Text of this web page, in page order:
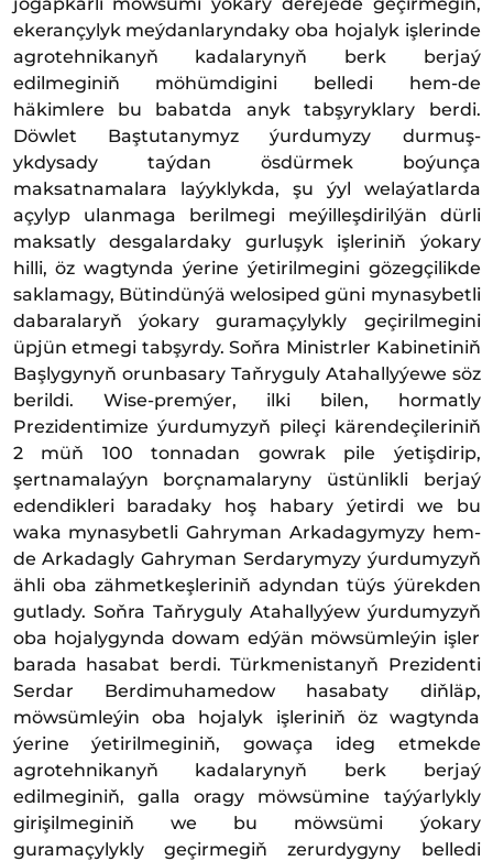
ekerançylyk meýdanlaryndaky oba hojalyk işlerinde
agrotehnikanyň kadalarynyň berk berjaý
edilmeginiň möhümdigini belledi hem-de
häkimlere bu babatda anyk tabşyryklary berdi.
Döwlet Baştutanymyz ýurdumyzy durmuş-
ykdysady taýdan ösdürmek boýunça
maksatnamalara laýyklykda, şu ýyl welaýatlarda
açylyp ulanmaga berilmegi meýilleşdirilýän dürli
maksatly desgalardaky gurluşyk işleriniň ýokary
hilli, öz wagtynda ýerine ýetirilmegini gözegçilikde
saklamagy, Bütindünýä welosiped güni mynasybetli
dabaralaryň ýokary guramaçylykly geçirilmegini
üpjün etmegi tabşyrdy. Soňra Ministrler Kabinetiniň
Başlygynyň orunbasary Taňryguly Atahallyýewe söz
berildi. Wise-premýer, ilki bilen, hormatly
Prezidentimize ýurdumyzyň pileçi kärendeçileriniň
2 müň 100 tonnadan gowrak pile ýetişdirip,
şertnamalaýyn borçnamalaryny üstünlikli berjaý
edendikleri baradaky hoş habary ýetirdi we bu
waka mynasybetli Gahryman Arkadagymyzy hem-
de Arkadagly Gahryman Serdarymyzy ýurdumyzyň
ähli oba zähmetkeşleriniň adyndan tüýs ýürekden
gutlady. Soňra Taňryguly Atahallyýew ýurdumyzyň
oba hojalygynda dowam edýän möwsümleýin işler
barada hasabat berdi. Türkmenistanyň Prezidenti
Serdar Berdimuhamedow hasabaty diňläp,
möwsümleýin oba hojalyk işleriniň öz wagtynda
ýerine ýetirilmeginiň, gowaça ideg etmekde
agrotehnikanyň kadalarynyň berk berjaý
edilmeginiň, galla oragy möwsümine taýýarlykly
girişilmeginiň we bu möwsümi ýokary
guramaçylykly geçirmegiň zerurdygyny belledi